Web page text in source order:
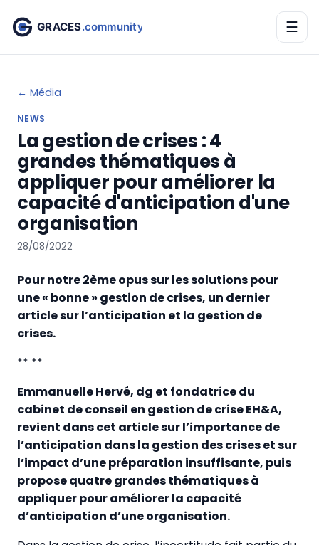
☰
← Média
NEWS
La gestion de crises : 4
grandes thématiques à
appliquer pour améliorer la
capacité d'anticipation d'une
organisation
28/08/2022
Pour notre 2ème opus sur les solutions pour
une « bonne » gestion de crises, un dernier
article sur l’anticipation et la gestion de
crises.
** **
Emmanuelle Hervé, dg et fondatrice du
cabinet de conseil en gestion de crise EH&A,
revient dans cet article sur l’importance de
l’anticipation dans la gestion des crises et sur
l’impact d’une préparation insuffisante, puis
propose quatre grandes thématiques à
appliquer pour améliorer la capacité
d’anticipation d’une organisation.